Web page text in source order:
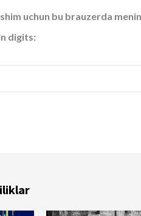
uchun bu brauzerda
digits: